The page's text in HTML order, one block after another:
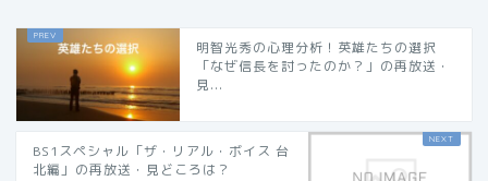
明智光秀の心理分析！英雄たちの選択
「なぜ信長を討ったのか？」の再放送・
見...
BS1スペシャル「ザ・リアル・ボイス 台
北編」の再放送・見どころは？